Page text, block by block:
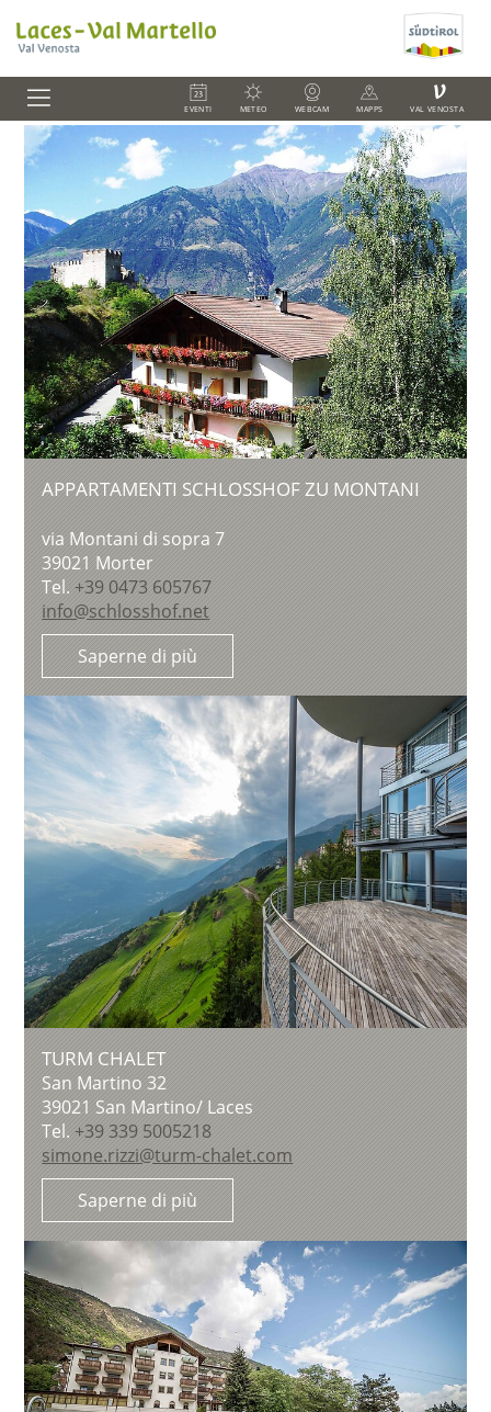
EVENTI METEO WEBCAM MAPPS
V
VAL VENOSTA
APPARTAMENTI SCHLOSSHOF ZU MONTANI
via Montani di sopra 7
39021 Morter
Tel.+39 0473 605767
info@schlosshof.net
Saperne di più
TURM CHALET
San Martino 32
39021 San Martino/ Laces
Tel.+39 339 5005218
simone.rizzi@turm-chalet.com
Saperne di più